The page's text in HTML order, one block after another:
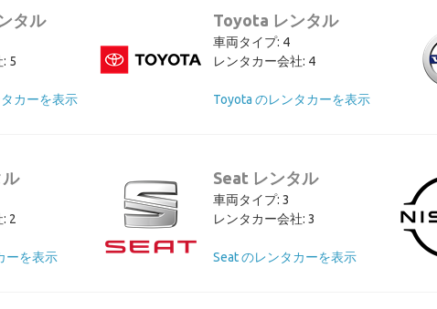
タル
5
カーを表示
Toyota レンタル
車両タイプ: 4
レンタカー会社: 4
Toyota のレンタカーを表示
2
ーを表示
Seat レンタル
車両タイプ: 3
レンタカー会社: 3
Seat のレンタカーを表示